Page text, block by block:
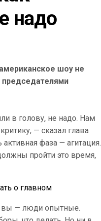
надо
шоу не
председателями
в голову, не надо. Нам
— сказал глава
фаза — агитация.
пройти это время,
о главном
вы — люди опытные.